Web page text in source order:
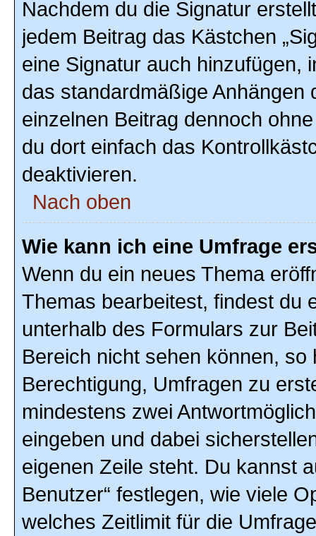
Nachdem du die Signatur
jedem Beitrag das Kästchen
eine Signatur auch hinzufügen,
das standardmäßige Anhängen
einzelnen Beitrag dennoch
du dort einfach das
deaktivieren.
Nach oben
Wie kann ich eine Umfrage
Wenn du ein neues Thema
Themas bearbeitest, findest du
unterhalb des Formulars zur
Bereich nicht sehen können,
Berechtigung, Umfragen zu
mindestens zwei
eingeben und dabei
eigenen Zeile steht. Du kannst
Benutzer“ festlegen, wie viele
welches Zeitlimit für die